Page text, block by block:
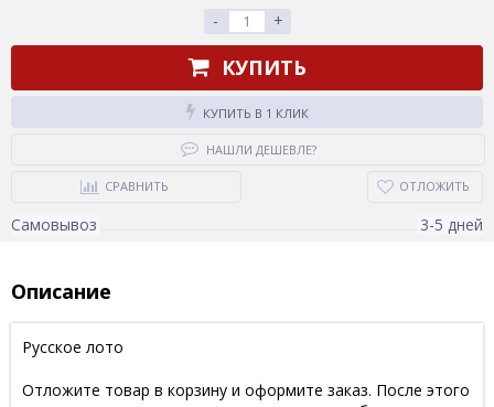
- +
КУПИТЬ
КУПИТЬ В 1 КЛИК
НАШЛИ ДЕШЕВЛЕ?
СРАВНИТЬ ОТЛОЖИТЬ
Самовывоз 3-5 дней
Описание
Русское лото
Отложите товар в корзину и оформите заказ. После этого